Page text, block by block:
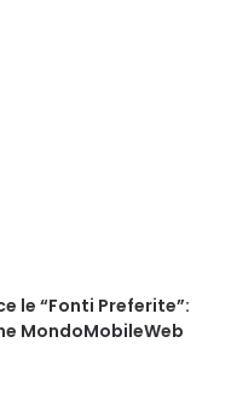
le “Fonti Preferite”:
MondoMobileWeb